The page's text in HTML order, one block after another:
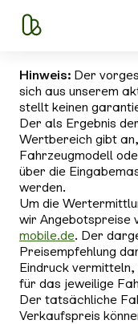
Hinweis: Der
sich aus unserem
stellt keinen
Der als Ergebnis
Wertbereich gibt
Fahrzeugmodell
über die
werden.
Um die
wir Angebotspreise
mobile.de. Der
Preisempfehlung
Eindruck
für das jeweilige
Der tatsächliche
Verkaufspreis